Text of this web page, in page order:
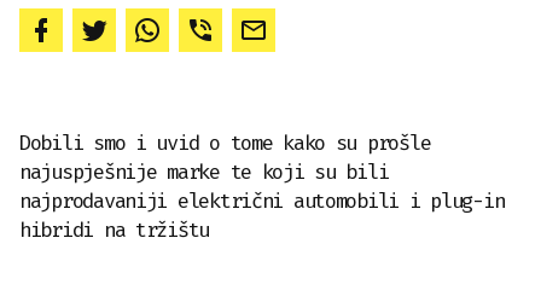
Dobili smo i uvid o tome kako su prošle
najuspješnije marke te koji su bili
najprodavaniji električni automobili i plug-in
hibridi na tržištu